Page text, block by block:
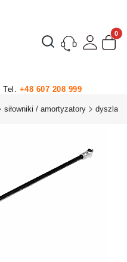
Otwórz wyszukiwarkę
Tel. +48 607 208 999
siłowniki / amortyzatory dyszla